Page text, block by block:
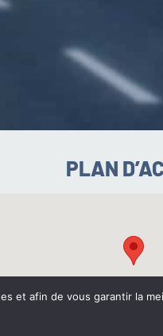
PLAN
et afin de vous garantir la